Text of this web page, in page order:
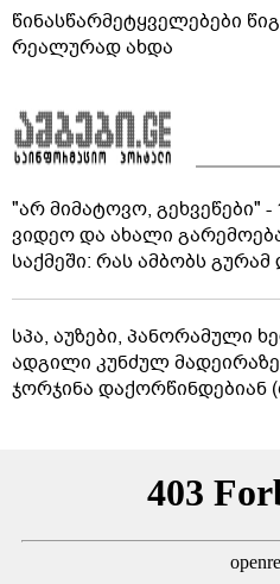
წინასწარმეტყველებები
რეალურად ახდა
"არ მიმატოვო, გეხვეწები"
ვიდეო და ახალი
საქმეში: რას ამბობს
სპა, აუზები, პანორამული
ადგილი კუნძულ
ჯორჯინა დაქორწინდებიან